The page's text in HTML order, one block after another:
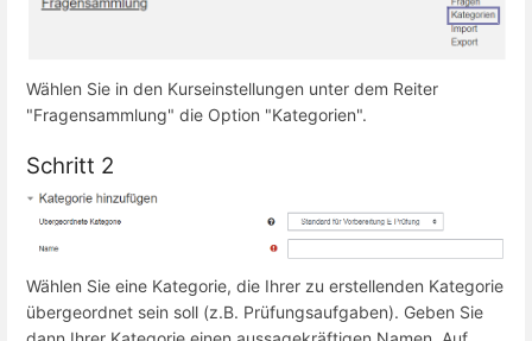
Wählen Sie in den Kurseinstellungen unter dem Reiter
"Fragensammlung" die Option "Kategorien".
Schritt 2
Wählen Sie eine Kategorie, die Ihrer zu erstellenden Kategorie
übergeordnet sein soll (z.B. Prüfungsaufgaben). Geben Sie